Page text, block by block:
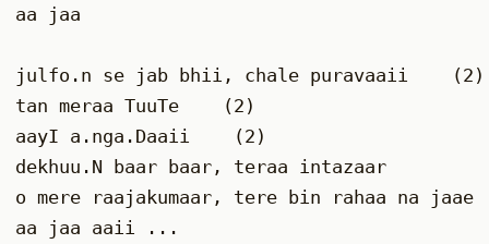
aa jaa
julfo.n se jab bhii, chale puravaaii    (2)
tan meraa TuuTe    (2)
aayI a.nga.Daaii    (2)
dekhuu.N baar baar, teraa intazaar
o mere raajakumaar, tere bin rahaa na jaae
aa jaa aaii ...